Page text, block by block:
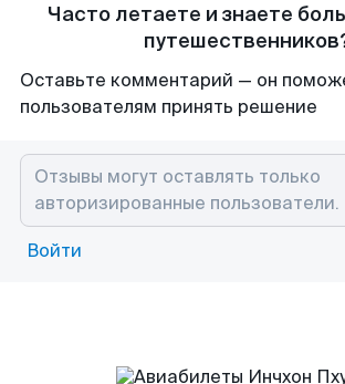
Часто летаете и знаете
Оставьте комментарий — он
пользователям принять решение
Войти